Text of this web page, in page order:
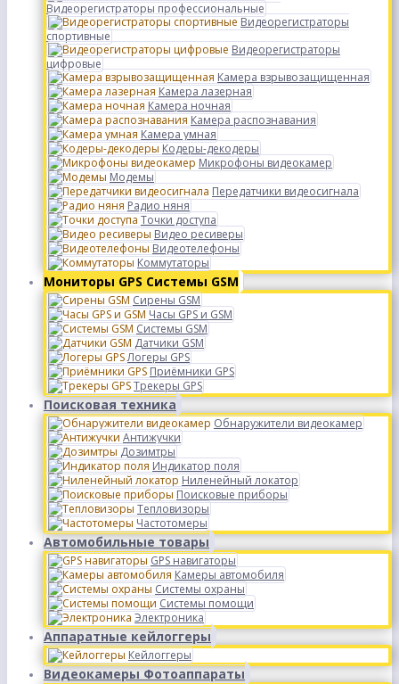
Видеорегистраторы профессиональные
Видеорегистраторы
спортивные
Видеорегистраторы
цифровые
Камера взрывозащищенная
Камера лазерная
Камера ночная
Камера распознавания
Камера умная
Кодеры-декодеры
Микрофоны видеокамер
Модемы
Передатчики видеосигнала
Радио няня
Точки доступа
Видео ресиверы
Видеотелефоны
Коммутаторы
Мониторы GPS Системы GSM
Сирены GSM
Часы GPS и GSM
Системы GSM
Датчики GSM
Логеры GPS
Приёмники GPS
Трекеры GPS
Поисковая техника
Обнаружители видеокамер
Антижучки
Дозимтры
Индикатор поля
Ниленейный локатор
Поисковые приборы
Тепловизоры
Частотомеры
Автомобильные товары
GPS навигаторы
Камеры автомобиля
Системы охраны
Системы помощи
Электроника
Аппаратные кейлоггеры
Кейлоггеры
Видеокамеры Фотоаппараты